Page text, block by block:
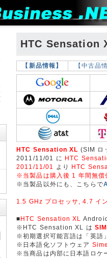
HTC Sensation
【新品情報】 【中古品
HTC Sensation XL (SIM ロ
2011/11/01 に HTC
2011/11/01
より HTC
※当製品は購入後 1 年間無償
※当製品以外にも、こちらで
1.5 GHz プロセッサ, 4.7 イ
■HTC Sensation XL
※HTC Sensation XL は
※初期選択可能言語は「英語
※日本語化ソフトウェア
※当商品は内部に日本語ロケ